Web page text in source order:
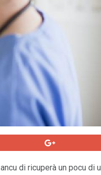
di ricuperà un pocu di u